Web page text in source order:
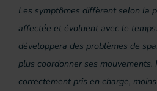
Les symptômes diffèrent selon la
affectée et évoluent avec le
développera des problèmes de
plus coordonner ses mouvements.
correctement pris en charge,